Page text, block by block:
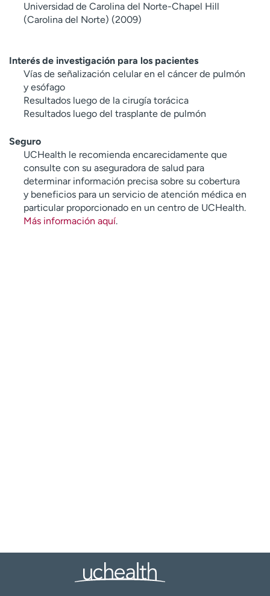
Universidad de Carolina del Norte-Chapel Hill
(Carolina del Norte) (2009)
Interés de investigación para los pacientes
Vías de señalización celular en el cáncer de pulmón
y esófago
Resultados luego de la cirugía torácica
Resultados luego del trasplante de pulmón
Seguro
UCHealth le recomienda encarecidamente que
consulte con su aseguradora de salud para
determinar información precisa sobre su cobertura
y beneficios para un servicio de atención médica en
particular proporcionado en un centro de UCHealth.
Más información aquí.